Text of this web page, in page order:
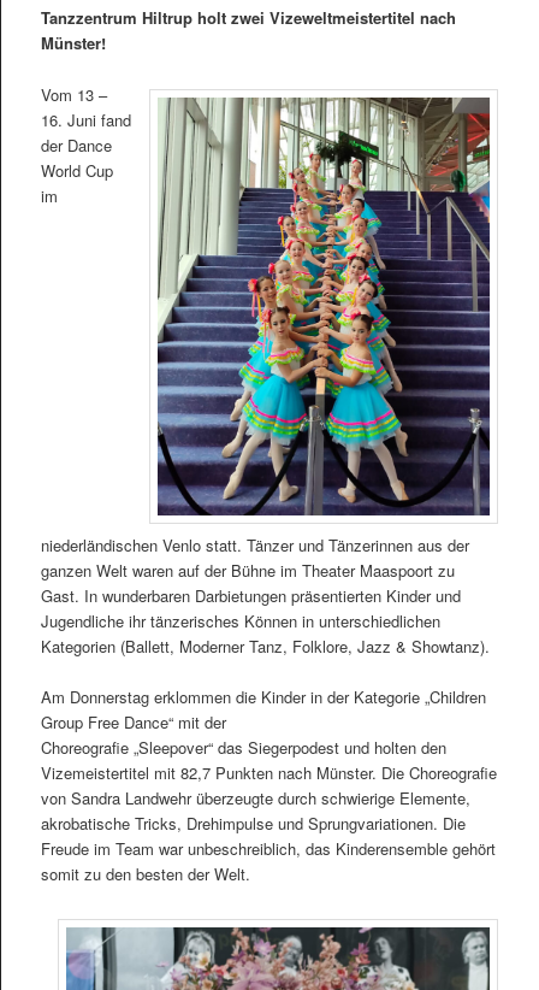
Tanzzentrum Hiltrup holt zwei Vizeweltmeistertitel nach
Münster!
Vom 13 –
16. Juni fand
der Dance
World Cup
im
niederländischen Venlo statt. Tänzer und Tänzerinnen aus der
ganzen Welt waren auf der Bühne im Theater Maaspoort zu
Gast. In wunderbaren Darbietungen präsentierten Kinder und
Jugendliche ihr tänzerisches Können in unterschiedlichen
Kategorien (Ballett, Moderner Tanz, Folklore, Jazz & Showtanz).
Am Donnerstag erklommen die Kinder in der Kategorie „Children
Group Free Dance“ mit der
Choreografie „Sleepover“ das Siegerpodest und holten den
Vizemeistertitel mit 82,7 Punkten nach Münster. Die Choreografie
von Sandra Landwehr überzeugte durch schwierige Elemente,
akrobatische Tricks, Drehimpulse und Sprungvariationen. Die
Freude im Team war unbeschreiblich, das Kinderensemble gehört
somit zu den besten der Welt.